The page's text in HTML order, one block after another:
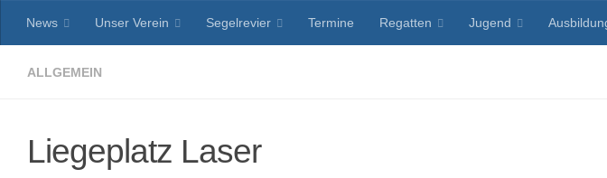
Zum Inhalt springen
News Unser Verein Segelrevier Termine Regatten Jugend
ALLGEMEIN
Liegeplatz Laser